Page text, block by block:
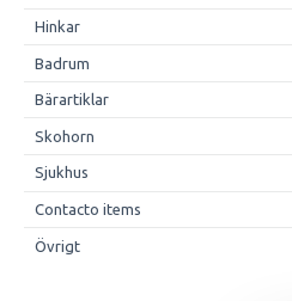
Hinkar
Badrum
Bärartiklar
Skohorn
Sjukhus
Contacto items
Övrigt